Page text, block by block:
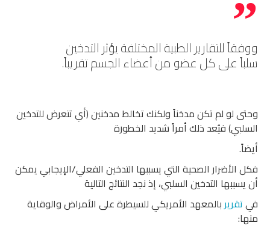
ووفقاً للتقارير الطبية المختلفة يؤثر التدخين
سلباً على كل عضو من أعضاء الجسم تقريباً.
وحتى لو لم تكن مدخناً ولكنك تخالط مدخنين (أي تتعرض للتدخين
السلبي) فيُعد ذلك أمراً شديد الخطورة
أيضاً.
فكل الأضرار الصحية التي يسببها التدخين الفعلي/الإيجابي يمكن
أن يسببها التدخين السلبي، إذ نجد النتائج التالية
فيتقريربالمعهد الأمريكي للسيطرة على الأمراض والوقاية
منها: